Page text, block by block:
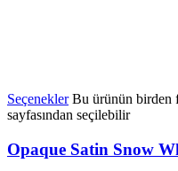
SeçeneklerBu ürünün birden
sayfasından seçilebilir
Opaque Satin Snow